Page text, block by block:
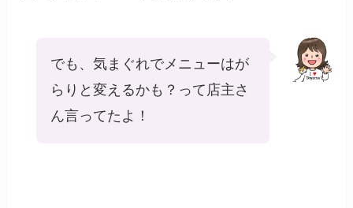
でも、気まぐれでメニューはが
らりと変えるかも？って店主さ
ん言ってたよ！